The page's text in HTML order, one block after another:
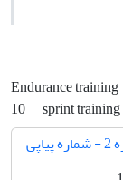
Endurance training
10
sprint training
دوره 9، شماره 2 - شماره پیاپی